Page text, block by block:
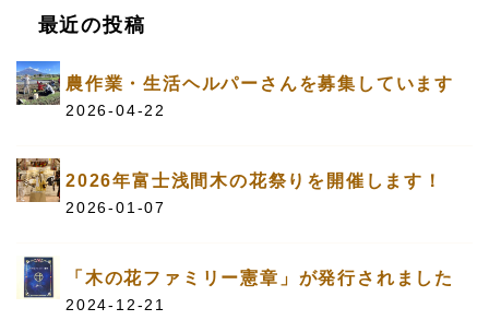
最近の投稿
農作業・生活ヘルパーさんを募集しています
2026-04-22
2026年富士浅間木の花祭りを開催します！
2026-01-07
「木の花ファミリー憲章」が発行されました
2024-12-21